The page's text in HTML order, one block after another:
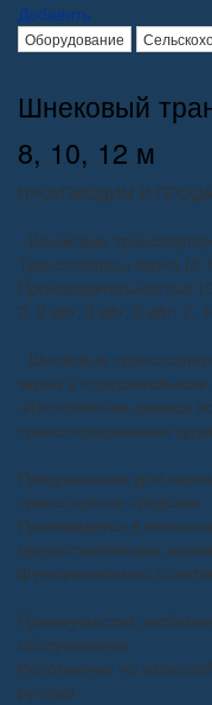
Добавить
Оборудование
Шнековый
8, 10, 12 м
ПРОИЗВОДИМ И
- Шнековые
Транспортеры зерна
Производительностью
2, 2 кВт, 3 кВт, 5 кВт, 7,
- Шнековые
зерна в
-Изготовление шнеков
транспортирования
Предназначен для
транспортное средство
Производится в
предоставляющих
функциональных
Преимущества:
обслуживании
Исполнение на
ручную